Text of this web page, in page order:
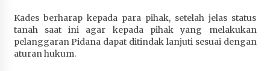
Kades berharap kepada para pihak, setelah jelas status
tanah saat ini agar kepada pihak yang melakukan
pelanggaran Pidana dapat ditindak lanjuti sesuai dengan
aturan hukum.